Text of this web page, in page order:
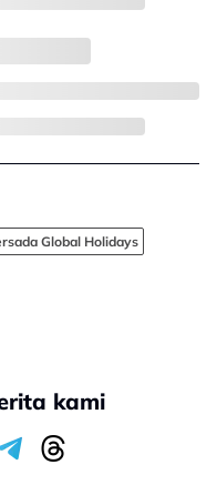
Global Holidays
kami